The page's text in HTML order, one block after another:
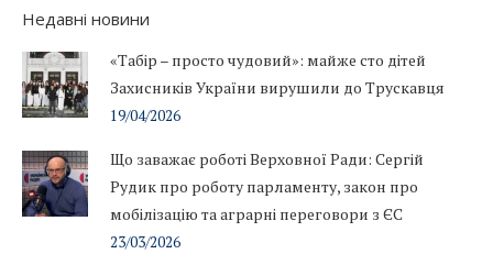
Недавні новини
«Табір – просто чудовий»: майже сто дітей
Захисників України вирушили до Трускавця
19/04/2026
Що заважає роботі Верховної Ради: Сергій
Рудик про роботу парламенту, закон про
мобілізацію та аграрні переговори з ЄС
23/03/2026